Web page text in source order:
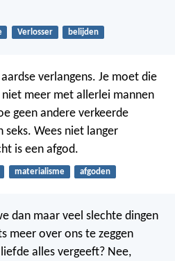
Verlosser belijden
verlangens. Je moet die
meer met allerlei mannen
geen andere verkeerde
seks. Wees niet langer
is een afgod.
materialisme afgoden
dan maar veel slechte dingen
meer over ons te zeggen
alles vergeeft? Nee,